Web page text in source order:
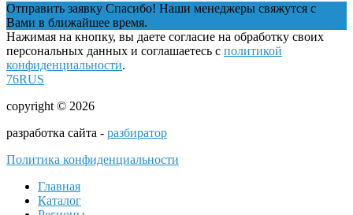
Отправить заявку Спасибо! Наши менеджеры свяжутся с
Вами в ближайшее время.
Нажимая на кнопку, вы даете согласие на обработку своих
персональных данных и соглашаетесь с политикой
конфиденциальности.
76RUS
copyright © 2026
разработка сайта - разбиратор
Политика конфиденциальности
Главная
Каталог